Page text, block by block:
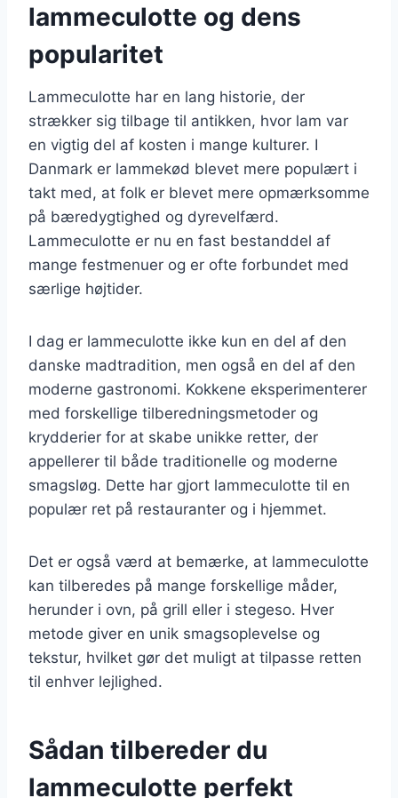
lammeculotte og dens
popularitet
Lammeculotte har en lang historie, der
strækker sig tilbage til antikken, hvor lam var
en vigtig del af kosten i mange kulturer. I
Danmark er lammekød blevet mere populært i
takt med, at folk er blevet mere opmærksomme
på bæredygtighed og dyrevelfærd.
Lammeculotte er nu en fast bestanddel af
mange festmenuer og er ofte forbundet med
særlige højtider.
I dag er lammeculotte ikke kun en del af den
danske madtradition, men også en del af den
moderne gastronomi. Kokkene eksperimenterer
med forskellige tilberedningsmetoder og
krydderier for at skabe unikke retter, der
appellerer til både traditionelle og moderne
smagsløg. Dette har gjort lammeculotte til en
populær ret på restauranter og i hjemmet.
Det er også værd at bemærke, at lammeculotte
kan tilberedes på mange forskellige måder,
herunder i ovn, på grill eller i stegeso. Hver
metode giver en unik smagsoplevelse og
tekstur, hvilket gør det muligt at tilpasse retten
til enhver lejlighed.
Sådan tilbereder du
lammeculotte perfekt